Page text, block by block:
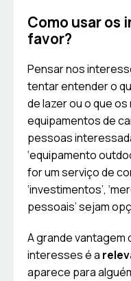
Como usar os
favor?
Pensar nos
tentar entender o
de lazer ou o que
equipamentos de
pessoas
‘equipamento
for um serviço de
‘investimentos’,
pessoais’ sejam
A grande
interesses é a
aparece para